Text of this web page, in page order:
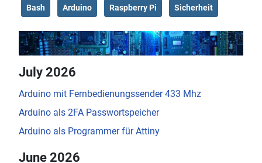
Bash Arduino Raspberry Pi Sicherheit
July 2026
Arduino mit Fernbedienungssender 433 Mhz
Arduino als 2FA Passwortspeicher
Arduino als Programmer für Attiny
June 2026